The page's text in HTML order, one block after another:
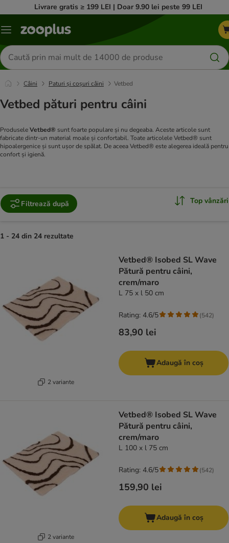
Livrare gratis ≥ 199 LEI | Doar 9.90 lei peste 99 LEI
Categorii
Căutare
produse
Câini Paturi și coșuri câini Vetbed
Vetbed pături pentru câini
ProduseleVetbed® sunt foarte populare și nu degeaba. Aceste articole sunt
fabricate dintr-un material moale și confortabil. Toate articolele Vetbed® sunt
hipoalergenice și sunt ușor de spălat. De aceea Vetbed® este alegerea ideală pentru
confort și igienă.
Filtrează după Top vânzări
1 - 24 din 24 rezultate
2 variante
Vetbed® Isobed SL Wave
Pătură pentru câini,
crem/maro
L 75 x l 50 cm
83,90 lei
Rating: 4.6/5 (542)
Adaugă în coș
2 variante
Vetbed® Isobed SL Wave
Pătură pentru câini,
crem/maro
L 100 x l 75 cm
159,90 lei
Rating: 4.6/5 (542)
Adaugă în coș